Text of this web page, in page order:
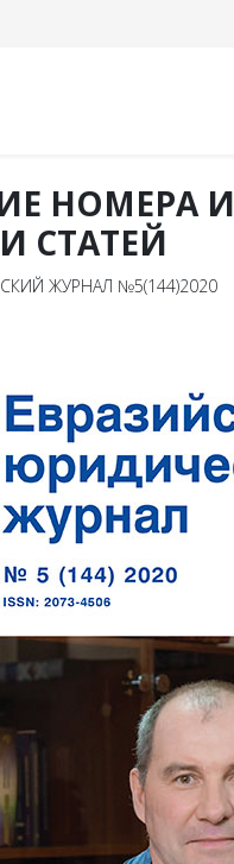
НОМЕРА И
СТАТЕЙ
ЖУРНАЛ №5(144)2020